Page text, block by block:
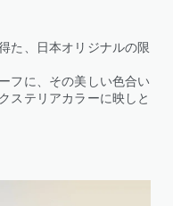
た、日本オリジナルの限
フに、その美しい色合い
ステリアカラーに映しと